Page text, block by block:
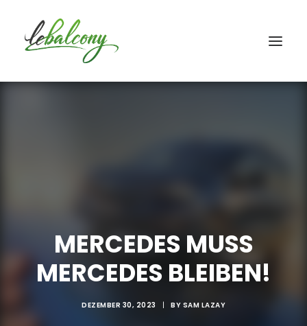
MERCEDES MUSS
MERCEDES BLEIBEN!
DEZEMBER 30, 2023 | BY SAM LAZAY